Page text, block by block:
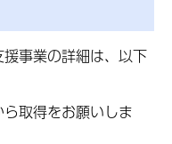
事業の詳細は、以下
取得をお願いしま